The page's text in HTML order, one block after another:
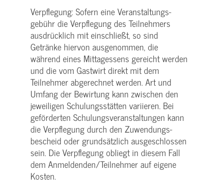
Verpflegung: Sofern eine Veranstaltungs­
gebühr die Verpflegung des Teilnehmers
ausdrücklich mit einschließt, so sind
Getränke hiervon ausgenommen, die
während eines Mittagessens gereicht werden
und die vom Gastwirt direkt mit dem
Teilnehmer abgerechnet werden. Art und
Umfang der Bewirtung kann zwischen den
jeweiligen Schulungsstätten variieren. Bei
geförderten Schulungs­veranstaltungen kann
die Verpflegung durch den Zuwendungs­
bescheid oder grundsätzlich ausgeschlossen
sein. Die Verpflegung obliegt in diesem Fall
dem Anmeldenden/­Teilnehmer auf eigene
Kosten.